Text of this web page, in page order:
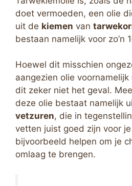
doet vermoeden, een olie
uit de kiemen van
bestaan namelijk voor zo’n
Hoewel dit misschien
aangezien olie
dit zeker niet het geval.
deze olie bestaat namelijk
vetzuren, die in
vetten juist goed zijn voor
bijvoorbeeld helpen om je
omlaag te brengen.